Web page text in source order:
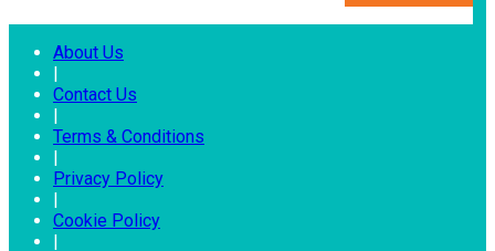
About Us
Contact Us
Terms & Conditions
Privacy Policy
Cookie Policy